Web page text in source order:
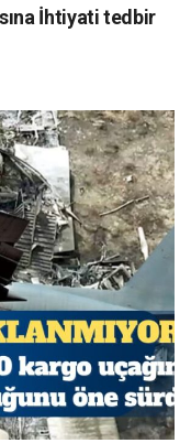
İhtiyati tedbir